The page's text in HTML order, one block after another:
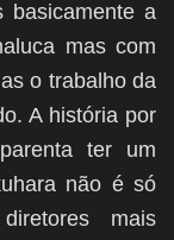
basicamente a
mas com
o trabalho da
A história por
ter um
não é só
mais